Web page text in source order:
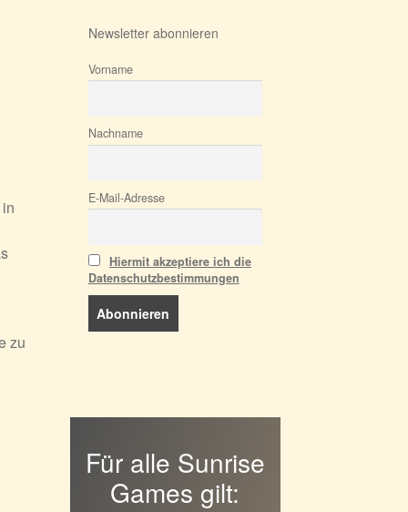
zu
Newsletter abonnieren
Vorname
Nachname
E-Mail-Adresse
Hiermit akzeptiere ich die
Datenschutzbestimmungen
Für alle Sunrise
Games gilt: